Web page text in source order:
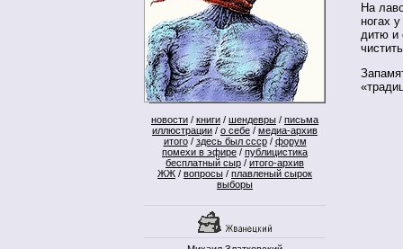
новости / книги / шендевры / письма
иллюстрации / о себе / медиа-архив
итого/ здесь был ссср/ форум
помехи в эфире / публицистика
бесплатный сыр / итого-архив
ЖЖ / вопросы / плавленый сырок
выборы
На
ногах
дитю и